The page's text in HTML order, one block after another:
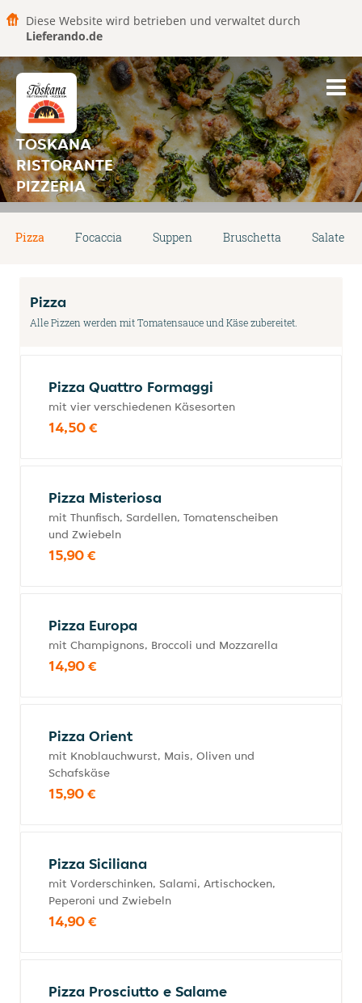
Diese Website wird betrieben und verwaltet durch
Lieferando.de
TOSKANA
RISTORANTE
PIZZERIA
Pizza Focaccia Suppen Bruschetta Salate
Pizza
Alle Pizzen werden mit Tomatensauce und Käse zubereitet.
Pizza Quattro Formaggi
mit vier verschiedenen Käsesorten
14,50 €
Pizza Misteriosa
mit Thunfisch, Sardellen, Tomatenscheiben
und Zwiebeln
15,90 €
Pizza Europa
mit Champignons, Broccoli und Mozzarella
14,90 €
Pizza Orient
mit Knoblauchwurst, Mais, Oliven und
Schafskäse
15,90 €
Pizza Siciliana
mit Vorderschinken, Salami, Artischocken,
Peperoni und Zwiebeln
14,90 €
Pizza Prosciutto e Salame